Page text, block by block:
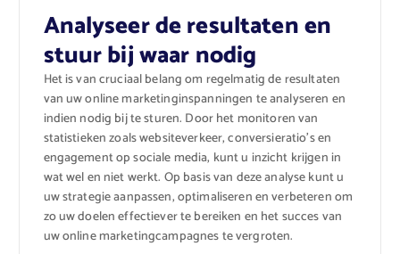
Analyseer de resultaten en
stuur bij waar nodig
Het is van cruciaal belang om regelmatig de resultaten
van uw online marketinginspanningen te analyseren en
indien nodig bij te sturen. Door het monitoren van
statistieken zoals websiteverkeer, conversieratio’s en
engagement op sociale media, kunt u inzicht krijgen in
wat wel en niet werkt. Op basis van deze analyse kunt u
uw strategie aanpassen, optimaliseren en verbeteren om
zo uw doelen effectiever te bereiken en het succes van
uw online marketingcampagnes te vergroten.